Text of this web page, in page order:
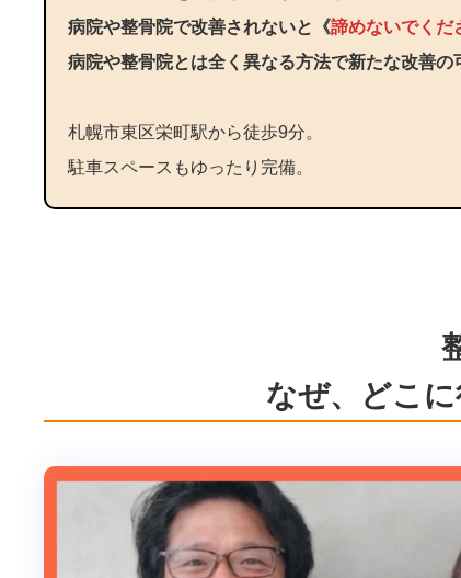
病院や整骨院で改善されないと《諦めないでくだ
病院や整骨院とは全く異なる方法で新たな改善の
札幌市東区栄町駅から徒歩9分。
駐車スペースもゆったり完備。
なぜ、どこ